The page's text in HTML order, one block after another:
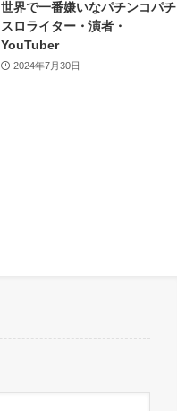
世界で一番嫌いなパチンコパチ
スロライター・演者・
YouTuber
2024年7月30日